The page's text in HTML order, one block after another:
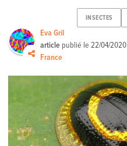
INSECTES
Eva Gril
article publié le22/04/2020
France